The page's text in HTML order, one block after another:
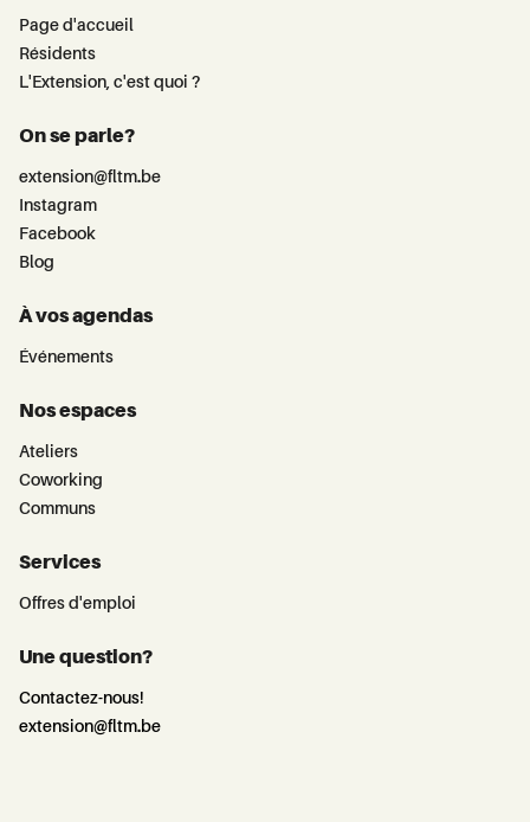
Page d'accueil
Résidents
L'Extension, c'est quoi ?
On se parle?
extension@fltm.be
Instagram
Facebook
Blog
À vos agendas
Événements
Nos espaces
Ateliers
Coworking
Communs
Services
Offres d'emploi
Une question?
Contactez-nous!
extension@fltm.be